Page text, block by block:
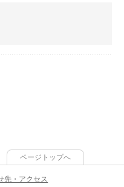
ページトップへ
先・アクセス